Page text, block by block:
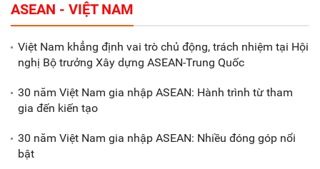
tháng đầu năm 2025 đạt trên
70.600 tỷ đồng
Xã Nam Đông Hưng: Gặp mặt,
biểu dương các doanh nghiệp,
Gắn sản xuất với phát triển văn
ASEAN - VIỆT NAM
Việt Nam khẳng định vai trò chủ động, trách nhiệm tại Hội
nghị Bộ trưởng Xây dựng ASEAN-Trung Quốc
30 năm Việt Nam gia nhập ASEAN: Hành trình từ tham
gia đến kiến tạo
30 năm Việt Nam gia nhập ASEAN: Nhiều đóng góp nổi
bật